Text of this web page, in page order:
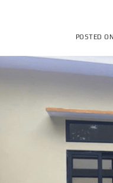
POSTED ON